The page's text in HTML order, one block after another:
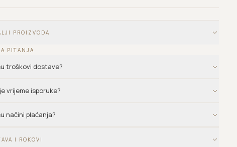
PROIZVODA
PITANJA
troškovi dostave?
vrijeme isporuke?
načini plaćanja?
I ROKOVI